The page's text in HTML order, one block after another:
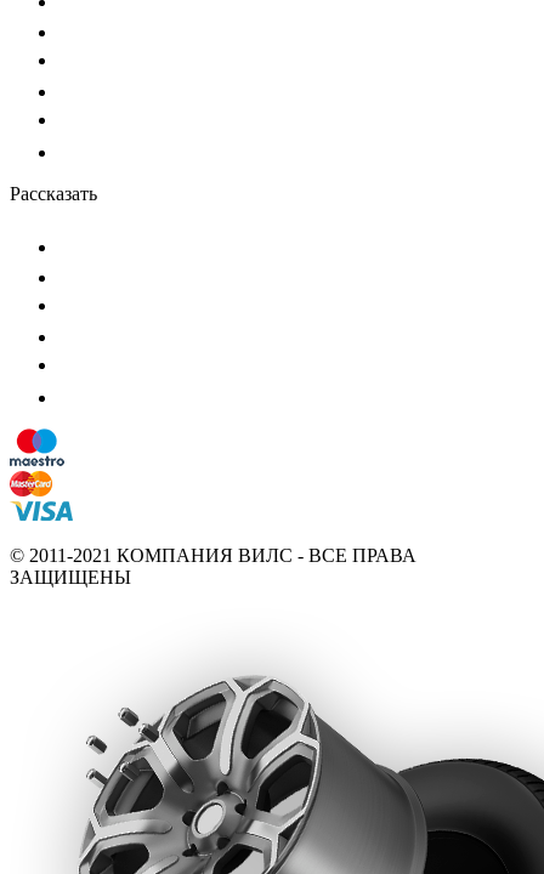
Рассказать
© 2011-2021 КОМПАНИЯ ВИЛС - ВСЕ ПРАВА
ЗАЩИЩЕНЫ